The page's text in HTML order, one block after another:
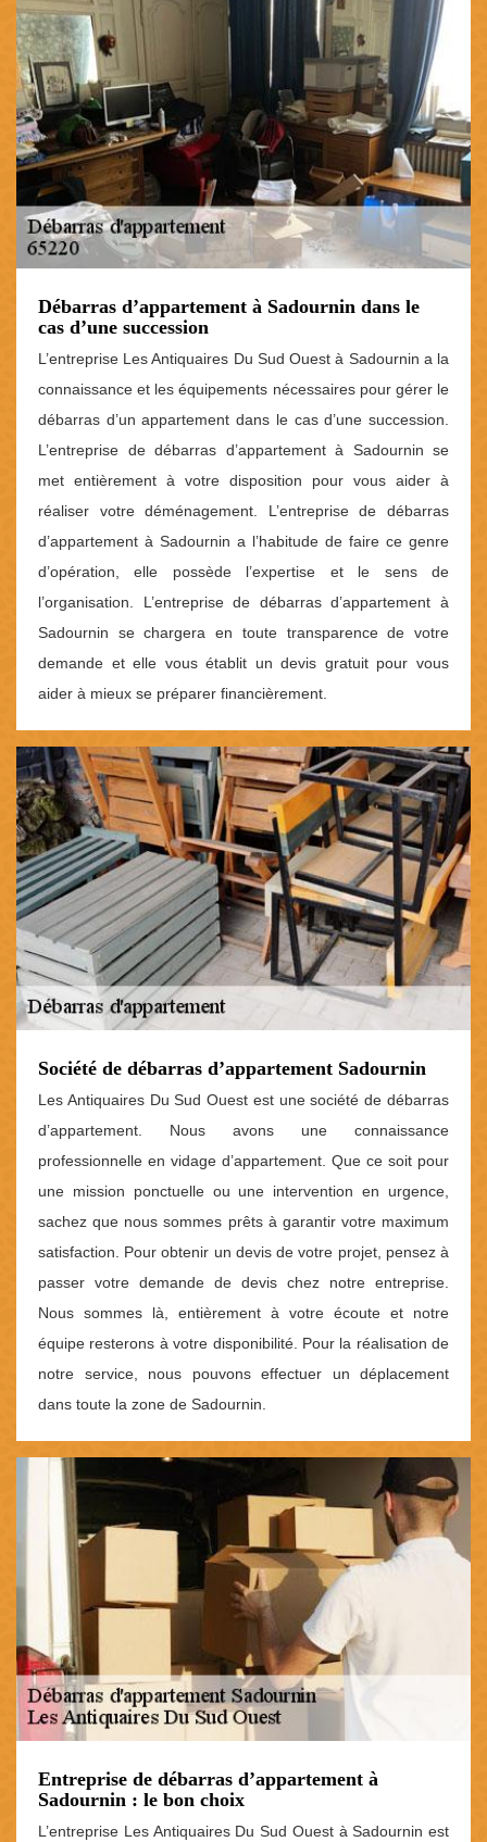
Débarras d’appartement à Sadournin dans le
cas d’une succession
L’entreprise Les Antiquaires Du Sud Ouest à Sadournin a la
connaissance et les équipements nécessaires pour gérer le
débarras d’un appartement dans le cas d’une succession.
L’entreprise de débarras d’appartement à Sadournin se
met entièrement à votre disposition pour vous aider à
réaliser votre déménagement. L’entreprise de débarras
d’appartement à Sadournin a l’habitude de faire ce genre
d’opération, elle possède l’expertise et le sens de
l’organisation. L’entreprise de débarras d’appartement à
Sadournin se chargera en toute transparence de votre
demande et elle vous établit un devis gratuit pour vous
aider à mieux se préparer financièrement.
Société de débarras d’appartement Sadournin
Les Antiquaires Du Sud Ouest est une société de débarras
d’appartement. Nous avons une connaissance
professionnelle en vidage d’appartement. Que ce soit pour
une mission ponctuelle ou une intervention en urgence,
sachez que nous sommes prêts à garantir votre maximum
satisfaction. Pour obtenir un devis de votre projet, pensez à
passer votre demande de devis chez notre entreprise.
Nous sommes là, entièrement à votre écoute et notre
équipe resterons à votre disponibilité. Pour la réalisation de
notre service, nous pouvons effectuer un déplacement
dans toute la zone de Sadournin.
Entreprise de débarras d’appartement à
Sadournin : le bon choix
L’entreprise Les Antiquaires Du Sud Ouest à Sadournin est